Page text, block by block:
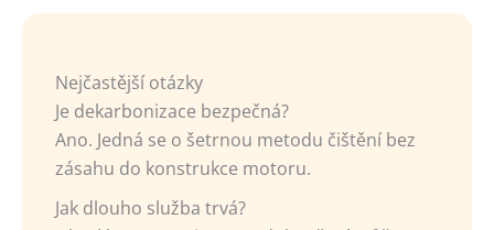
Nejčastější otázky
Je dekarbonizace bezpečná?
Ano. Jedná se o šetrnou metodu čištění bez
zásahu do konstrukce motoru.
Jak dlouho služba trvá?